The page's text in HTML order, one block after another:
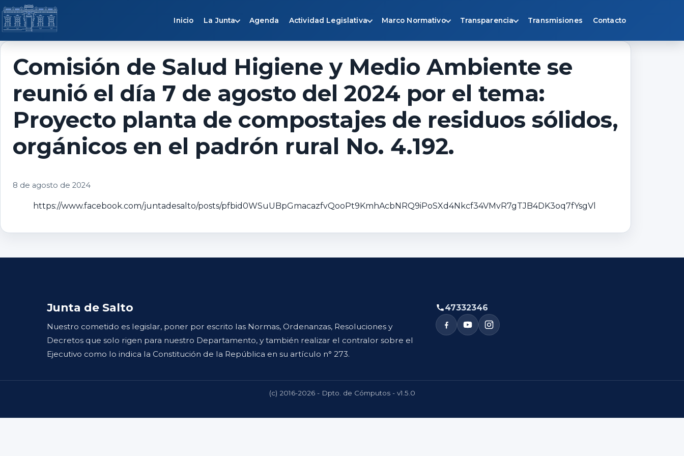
Saltar al contenido
Inicio La Junta Agenda Actividad Legislativa Marco Normativo Transparencia Transmisiones Contacto
Comisión de Salud Higiene y Medio Ambiente se
reunió el día 7 de agosto del 2024 por el tema:
Proyecto planta de compostajes de residuos sólidos,
orgánicos en el padrón rural No. 4.192.
8 de agosto de 2024
https://www.facebook.com/juntadesalto/posts/pfbid0WSuUBpGmacazfvQooPt9KmhAcbNRQ9iPoSXd4Nkcf34VMvR7gTJB4DK3oq7fYsgVl
Junta de Salto
Nuestro cometido es legislar, poner por escrito las Normas, Ordenanzas, Resoluciones y
Decretos que solo rigen para nuestro Departamento, y también realizar el contralor sobre el
Ejecutivo como lo indica la Constitución de la República en su artículo n° 273.
47332346
(c) 2016-2026 - Dpto. de Cómputos - v1.5.0